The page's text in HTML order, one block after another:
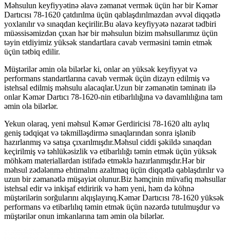
Məhsulun keyfiyyətinə əlavə zəmanət vermək üçün hər bir Kəmər
Dartıcısı 78-1620 çatdırılma üçün qablaşdırılmazdan əvvəl diqqətlə
yoxlanılır və sınaqdan keçirilir.Bu əlavə keyfiyyətə nəzarət tədbiri
müəssisəmizdən çıxan hər bir məhsulun bizim məhsullarımız üçün
təyin etdiyimiz yüksək standartlara cavab verməsini təmin etmək
üçün tətbiq edilir.
Müştərilər əmin ola bilərlər ki, onlar ən yüksək keyfiyyət və
performans standartlarına cavab vermək üçün dizayn edilmiş və
istehsal edilmiş məhsulu alacaqlar.Uzun bir zəmanətin təminatı ilə
onlar Kəmər Dartıcı 78-1620-nin etibarlılığına və davamlılığına tam
əmin ola bilərlər.
Yekun olaraq, yeni məhsul Kəmər Gerdiricisi 78-1620 altı aylıq
geniş tədqiqat və təkmilləşdirmə sınaqlarından sonra işlənib
hazırlanmış və satışa çıxarılmışdır.Məhsul ciddi şəkildə sınaqdan
keçirilmiş və təhlükəsizlik və etibarlılığı təmin etmək üçün yüksək
möhkəm materiallardan istifadə etməklə hazırlanmışdır.Hər bir
məhsul zədələnmə ehtimalını azaltmaq üçün diqqətlə qablaşdırılır və
uzun bir zəmanətlə müşayiət olunur.Biz həmçinin müvafiq məhsullar
istehsal edir və inkişaf etdiririk və həm yeni, həm də köhnə
müştərilərin sorğularını alqışlayırıq.Kəmər Dartıcısı 78-1620 yüksək
performans və etibarlılıq təmin etmək üçün nəzərdə tutulmuşdur və
müştərilər onun imkanlarına tam əmin ola bilərlər.